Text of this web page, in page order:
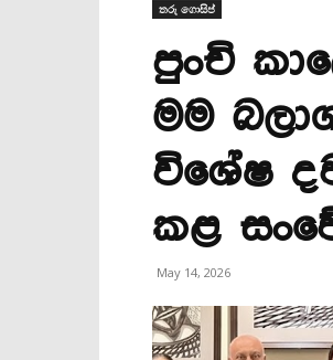
තරු ගොසිප්
පුංචි
මම
විශේෂ
කළ
May 14, 2026